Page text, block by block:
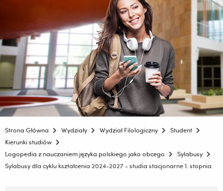
Strona Główna Wydziały Wydział Filologiczny
Student
Kierunki studiów
Logopedia z nauczaniem języka polskiego jako obcego
Sylabusy
Sylabusy dla cyklu kształcenia 2024-2027 - studia stacjonarne 1. stopnia